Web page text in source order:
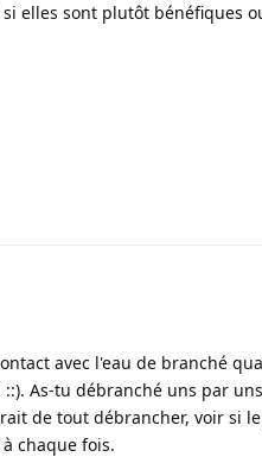
elles sont plutôt bénéfiques
avec l'eau de branché
As-tu débranché uns par
de tout débrancher, voir si
chaque fois.